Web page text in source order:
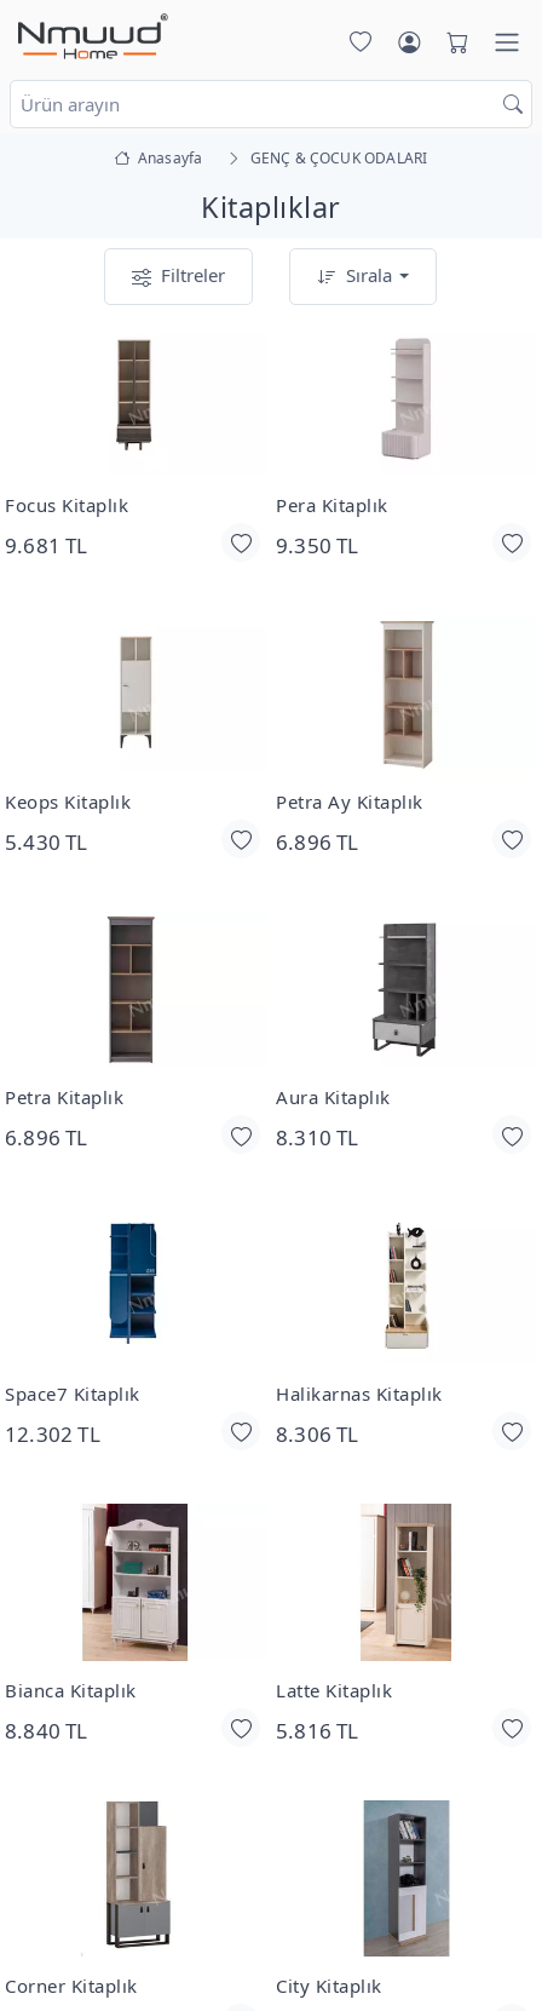
Anasayfa GENÇ & ÇOCUK ODALARI
Kitaplıklar
Filtreler Sırala
Focus Kitaplık
9.681 TL
Pera Kitaplık
9.350 TL
Keops Kitaplık
5.430 TL
Petra Ay Kitaplık
6.896 TL
Petra Kitaplık
6.896 TL
Aura Kitaplık
8.310 TL
Space7 Kitaplık
12.302 TL
Halikarnas Kitaplık
8.306 TL
Bianca Kitaplık
8.840 TL
Latte Kitaplık
5.816 TL
Corner Kitaplık City Kitaplık